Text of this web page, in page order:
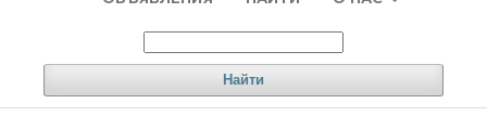
Найти